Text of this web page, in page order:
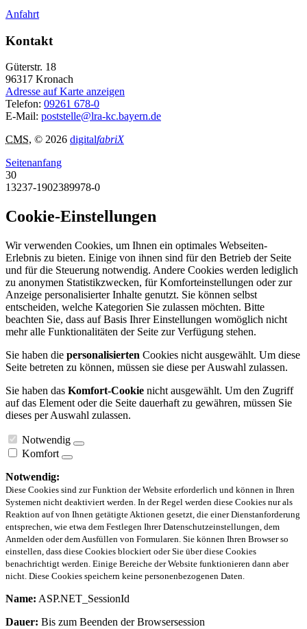
Anfahrt
Kontakt
Güterstr. 18
96317 Kronach
Adresse auf Karte anzeigen
Telefon: 09261 678-0
E-Mail: poststelle@lra-kc.bayern.de
CMS, © 2026 digitalfabriX
Seitenanfang
30
13237-1902389978-0
Cookie-Einstellungen
Wir verwenden Cookies, um Ihnen ein optimales Webseiten-
Erlebnis zu bieten. Einige von ihnen sind für den Betrieb der Seite
und für die Steuerung notwendig. Andere Cookies werden lediglich
zu anonymen Statistikzwecken, für Komforteinstellungen oder zur
Anzeige personalisierter Inhalte genutzt. Sie können selbst
entscheiden, welche Kategorien Sie zulassen möchten. Bitte
beachten Sie, dass auf Basis Ihrer Einstellungen womöglich nicht
mehr alle Funktionalitäten der Seite zur Verfügung stehen.
Sie haben die personalisierten Cookies nicht ausgewählt. Um diese
Seite betreten zu können, müssen sie diese per Auswahl zulassen.
Sie haben das Komfort-Cookie nicht ausgewählt. Um den Zugriff
auf das Element oder die Seite dauerhaft zu gewähren, müssen Sie
dieses per Auswahl zulassen.
Notwendig
Komfort
Notwendig:
Diese Cookies sind zur Funktion der Website erforderlich und können in Ihren
Systemen nicht deaktiviert werden. In der Regel werden diese Cookies nur als
Reaktion auf von Ihnen getätigte Aktionen gesetzt, die einer Dienstanforderung
entsprechen, wie etwa dem Festlegen Ihrer Datenschutzeinstellungen, dem
Anmelden oder dem Ausfüllen von Formularen. Sie können Ihren Browser so
einstellen, dass diese Cookies blockiert oder Sie über diese Cookies
benachrichtigt werden. Einige Bereiche der Website funktionieren dann aber
nicht. Diese Cookies speichern keine personenbezogenen Daten.
Name: ASP.NET_SessionId
Dauer: Bis zum Beenden der Browsersession